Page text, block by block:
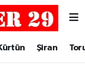
Şiran